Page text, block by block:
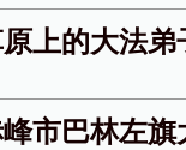
上的大法
市巴林左